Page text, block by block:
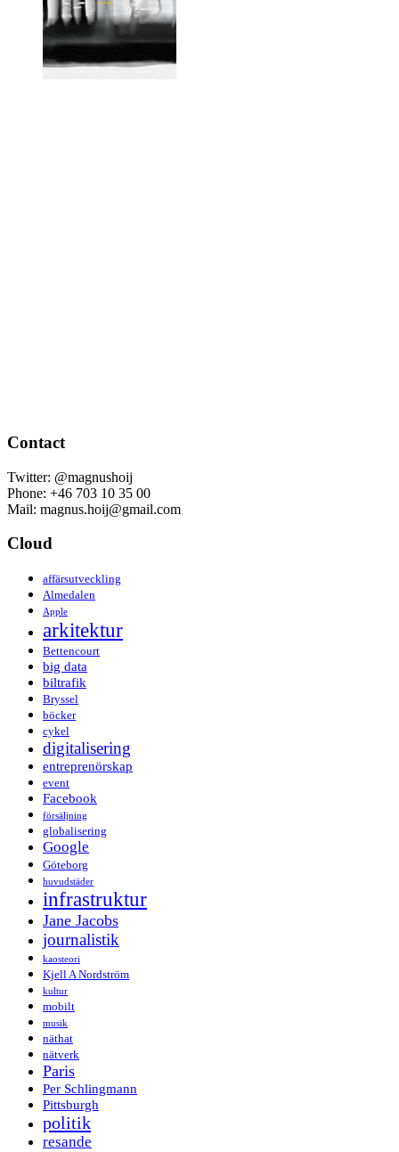
Contact
Twitter: @magnushoij
Phone: +46 703 10 35 00
Mail: magnus.hoij@gmail.com
Cloud
affärsutveckling
Almedalen
Apple
arkitektur
Bettencourt
big data
biltrafik
Bryssel
böcker
cykel
digitalisering
entreprenörskap
event
Facebook
försäljning
globalisering
Google
Göteborg
huvudstäder
infrastruktur
Jane Jacobs
journalistik
kaosteori
Kjell A Nordström
kultur
mobilt
musik
näthat
nätverk
Paris
Per Schlingmann
Pittsburgh
politik
resande